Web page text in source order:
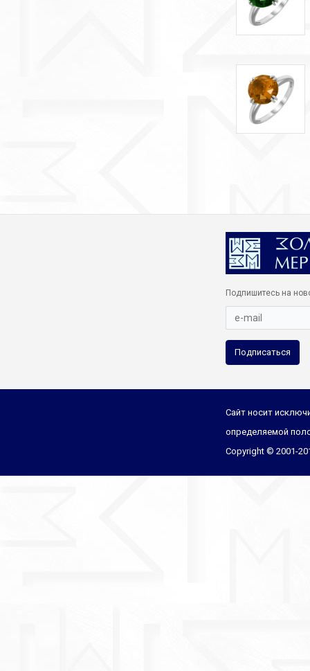
Подпишитесь на
Подписаться
Сайт носит
определяемой
Copyright © 2001-